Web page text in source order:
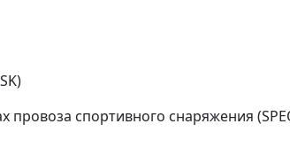
спортивного снаряжения